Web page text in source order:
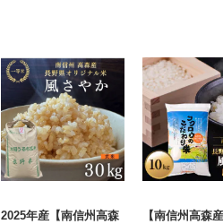
2025年産【南信州高森
【南信州高森